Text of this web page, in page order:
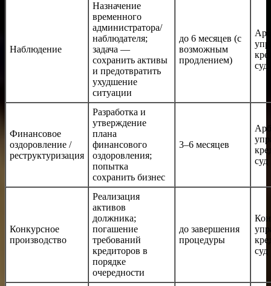
Наблюдение
Назначение
временного
администратора/
наблюдателя;
задача —
сохранить активы
и предотвратить
ухудшение
ситуации
до 6 месяцев (с
возможным
продлением)
суд
Финансовое
оздоровление /
реструктуризация
Разработка и
утверждение
плана
финансового
оздоровления;
попытка
сохранить бизнес
3–6 месяцев
суд
Конкурсное
производство
Реализация
активов
должника;
погашение
требований
кредиторов в
порядке
очередности
до завершения
процедуры
суд